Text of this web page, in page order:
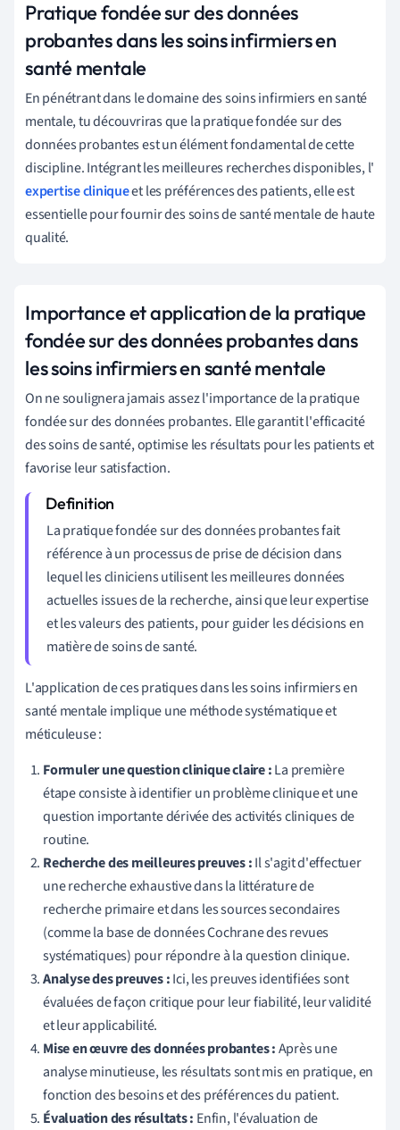
Pratique fondée sur des données
probantes dans les soins infirmiers en
santé mentale
En pénétrant dans le domaine des soins infirmiers en santé
mentale, tu découvriras que la pratique fondée sur des
données probantes est un élément fondamental de cette
discipline. Intégrant les meilleures recherches disponibles, l'
expertise cliniqueet les préférences des patients, elle est
essentielle pour fournir des soins de santé mentale de haute
qualité.
Importance et application de la pratique
fondée sur des données probantes dans
les soins infirmiers en santé mentale
On ne soulignera jamais assez l'importance de la pratique
fondée sur des données probantes. Elle garantit l'efficacité
des soins de santé, optimise les résultats pour les patients et
favorise leur satisfaction.
La pratique fondée sur des données probantes fait
référence à un processus de prise de décision dans
lequel les cliniciens utilisent les meilleures données
actuelles issues de la recherche, ainsi que leur expertise
et les valeurs des patients, pour guider les décisions en
matière de soins de santé.
L'application de ces pratiques dans les soins infirmiers en
santé mentale implique une méthode systématique et
méticuleuse :
Formuler une question clinique claire :La première
étape consiste à identifier un problème clinique et une
question importante dérivée des activités cliniques de
routine.
Recherche des meilleures preuves :Il s'agit d'effectuer
une recherche exhaustive dans la littérature de
recherche primaire et dans les sources secondaires
(comme la base de données Cochrane des revues
systématiques) pour répondre à la question clinique.
Analyse des preuves :Ici, les preuves identifiées sont
évaluées de façon critique pour leur fiabilité, leur validité
et leur applicabilité.
Mise en œuvre des données probantes :Après une
analyse minutieuse, les résultats sont mis en pratique, en
fonction des besoins et des préférences du patient.
Évaluation des résultats : Enfin, l'évaluation de